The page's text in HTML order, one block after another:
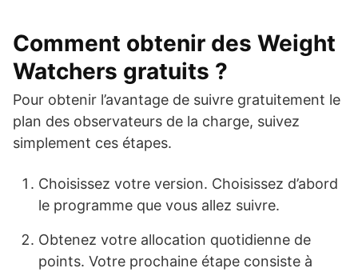
Comment obtenir des Weight
Watchers gratuits ?
Pour obtenir l’avantage de suivre gratuitement le
plan des observateurs de la charge, suivez
simplement ces étapes.
Choisissez votre version. Choisissez d’abord
le programme que vous allez suivre.
Obtenez votre allocation quotidienne de
points. Votre prochaine étape consiste à